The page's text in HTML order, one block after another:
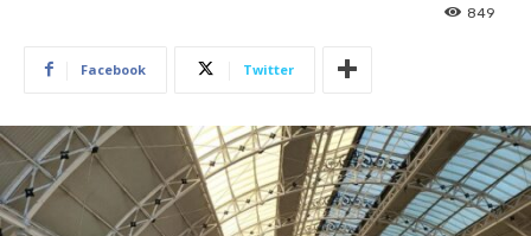
849
Facebook Twitter